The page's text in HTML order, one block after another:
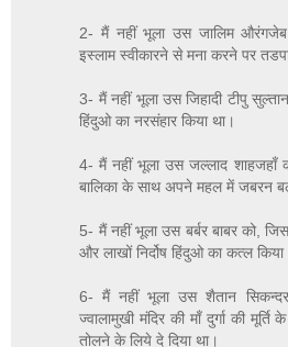
2- मैं नहीं भूला उस जालिम औरंगजेब
इस्लाम स्वीकारने से मना करने पर
3- मैं नहीं भूला उस जिहादी टीपु
हिंदुओ का नरसंहार किया था।
4- मैं नहीं भूला उस जल्लाद शाहजहाँ
बालिका के साथ अपने महल में जबरन
5- मैं नहीं भूला उस बर्बर बाबर को,
और लाखों निर्दोष हिंदुओ का कत्ल किया
6- मैं नहीं भूला उस शैतान
ज्वालामुखी मंदिर की माँ दुर्गा की
तोलने के लिये दे दिया था।